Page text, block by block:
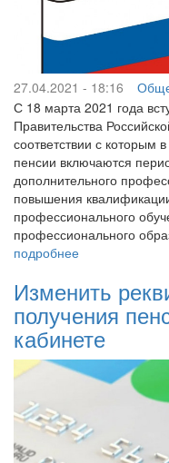
27.04.2021 - 18:16
С 18 марта 2021 года
Правительства
соответствии с которым
пенсии включаются
дополнительного
повышения
профессионального
профессионального
подробнее
Изменить
получения
кабинете